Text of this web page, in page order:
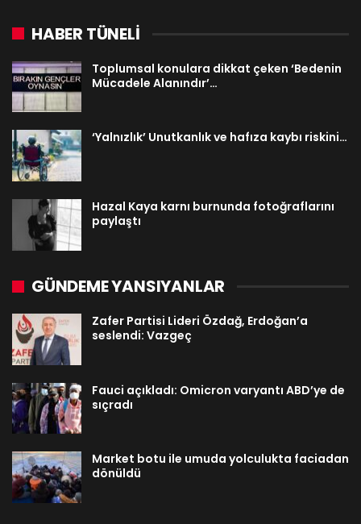
HABER TÜNELİ
Toplumsal konulara dikkat çeken ‘Bedenin
Mücadele Alanındır’…
‘Yalnızlık’ Unutkanlık ve hafıza kaybı riskini…
Hazal Kaya karnı burnunda fotoğraflarını
paylaştı
GÜNDEME YANSIYANLAR
Zafer Partisi Lideri Özdağ, Erdoğan’a
seslendi: Vazgeç
Fauci açıkladı: Omicron varyantı ABD’ye de
sıçradı
Market botu ile umuda yolculukta faciadan
dönüldü